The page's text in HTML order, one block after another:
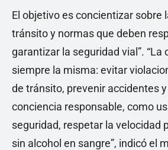
El objetivo es concientizar sobre
tránsito y normas que deben
garantizar la seguridad vial”. “La
siempre la misma: evitar
de tránsito, prevenir accidentes
conciencia responsable, como
seguridad, respetar la velocidad
sin alcohol en sangre”, indicó el